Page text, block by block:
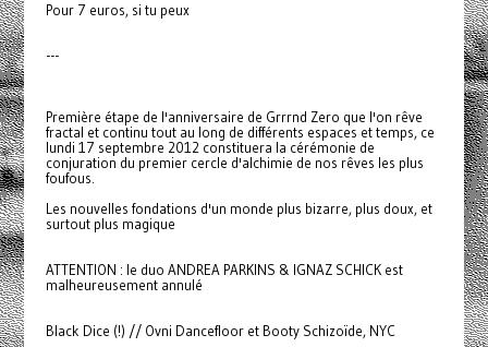
Pour 7 euros, si tu peux
---
Première étape de l'anniversaire de Grrrnd Zero que l'on rêve
fractal et continu tout au long de différents espaces et temps, ce
lundi 17 septembre 2012 constituera la cérémonie de
conjuration du premier cercle d'alchimie de nos rêves les plus
foufous.
Les nouvelles fondations d'un monde plus bizarre, plus doux, et
surtout plus magique
ATTENTION : le duo ANDREA PARKINS & IGNAZ SCHICK est
malheureusement annulé
Black Dice (!) // Ovni Dancefloor et Booty Schizoïde, NYC